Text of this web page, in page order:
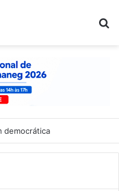
democrática